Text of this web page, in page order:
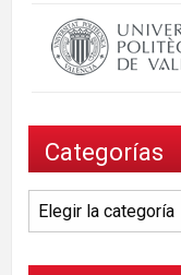
Categorías
Categorías